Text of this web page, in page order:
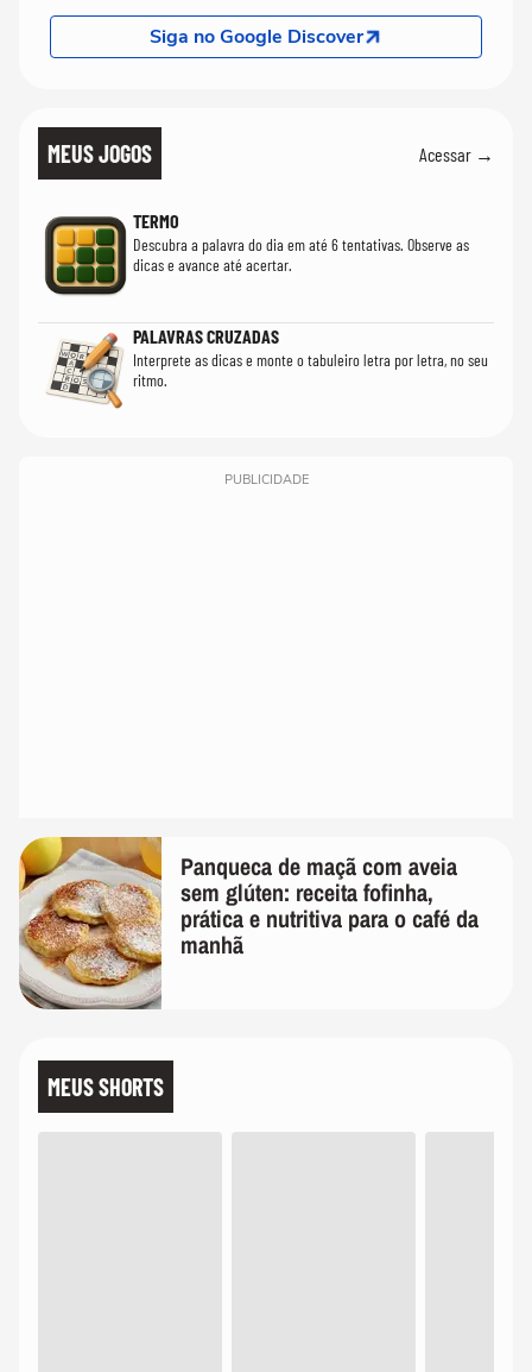
Siga no Google Discover
MEUS JOGOS Acessar →
TERMO
Descubra a palavra do dia em até 6 tentativas. Observe as
dicas e avance até acertar.
PALAVRAS CRUZADAS
Interprete as dicas e monte o tabuleiro letra por letra, no seu
ritmo.
PUBLICIDADE
Panqueca de maçã com aveia
sem glúten: receita fofinha,
prática e nutritiva para o café da
manhã
MEUS SHORTS